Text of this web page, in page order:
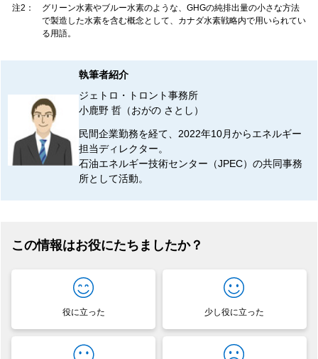
注2：
グリーン水素やブルー水素のような、GHGの純排出量の小さな方法
で製造した水素を含む概念として、カナダ水素戦略内で用いられてい
る用語。
執筆者紹介
ジェトロ・トロント事務所
小鹿野 哲（おがの さとし）
民間企業勤務を経て、2022年10月からエネルギー
担当ディレクター。
石油エネルギー技術センター（JPEC）の共同事務
所として活動。
この情報はお役にたちましたか？
役に立った 少し役に立った